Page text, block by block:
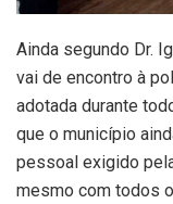
Ainda segundo Dr.
vai de encontro à
adotada durante
que o município
pessoal exigido
mesmo com todos